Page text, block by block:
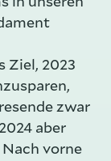
Ziel, 2023
zwar
aber
vorne